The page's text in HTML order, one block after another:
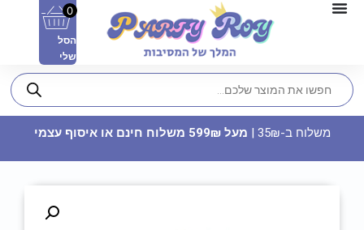
0
הסל
שלי
משלוח ב-35₪ | מעל 599₪ משלוח חינם או איסוף עצמי